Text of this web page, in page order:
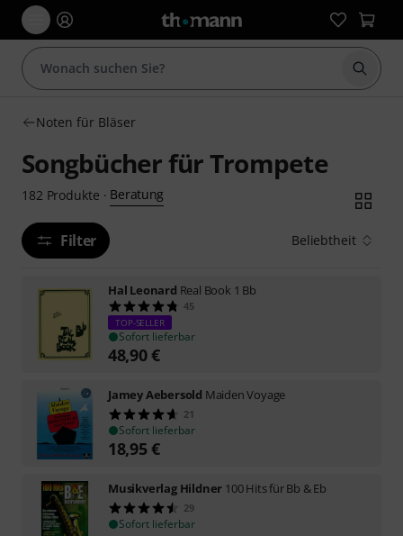
Suche
Noten für Bläser
Songbücher für Trompete
182 Produkte · Beratung
Filter Beliebtheit
Hal Leonard Real Book 1 Bb
45
TOP-SELLER
Sofort lieferbar
48,90€
Jamey Aebersold Maiden Voyage
21
Sofort lieferbar
18,95€
Musikverlag Hildner 100 Hits für Bb & Eb
29
Sofort lieferbar